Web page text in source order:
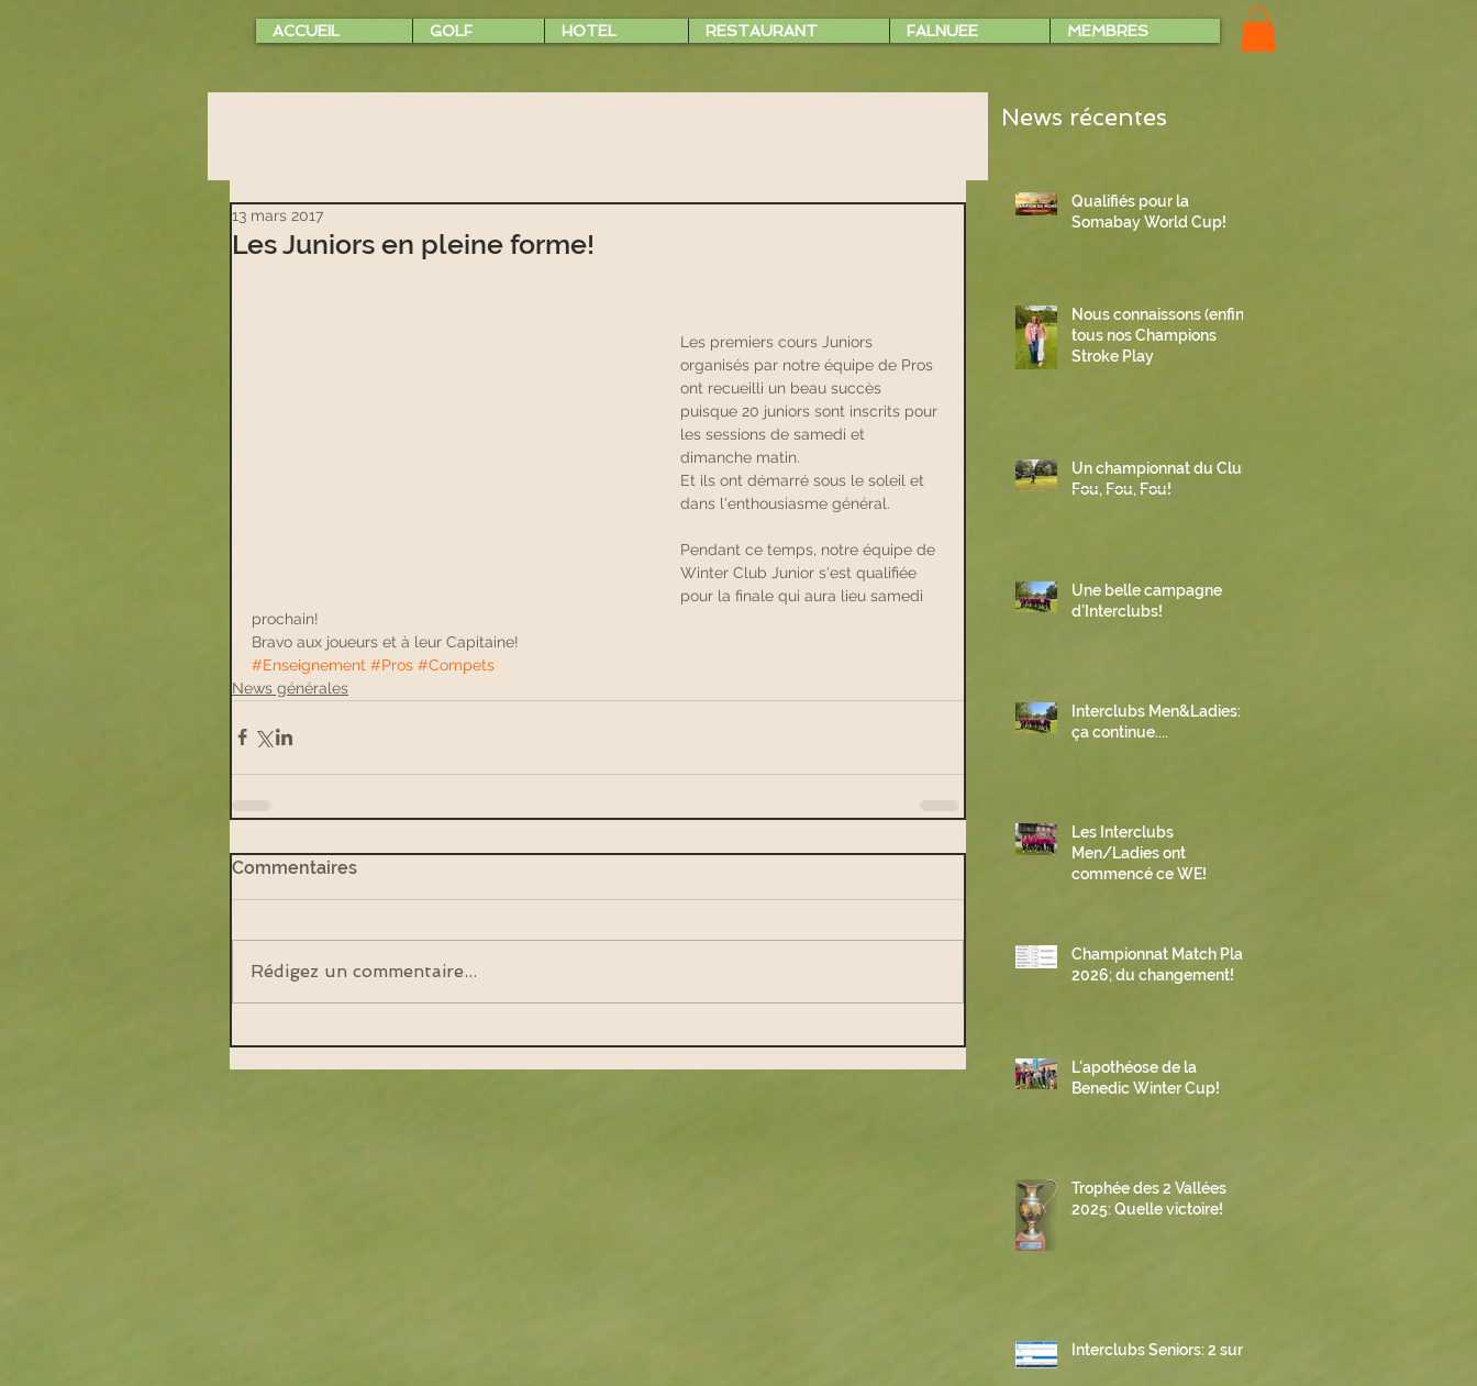
ACCUEIL GOLF HOTEL RESTAURANT FALNUEE MEMBRES
Les Juniors en pleine forme!
13 mars 2017
Les premiers cours Juniors
organisés par notre équipe de Pros
ont recueilli un beau succès
puisque 20 juniors sont inscrits pour
les sessions de samedi et
dimanche matin.
Et ils ont démarré sous le soleil et
dans l'enthousiasme général.
Pendant ce temps, notre équipe de
Winter Club Junior s'est qualifiée
pour la finale qui aura lieu samedi
prochain!
Bravo aux joueurs et à leur Capitaine!
#Enseignement #Pros #Compets
News générales
Commentaires
Rédigez un commentaire...
News récentes
Qualifiés pour la
Somabay World Cup!
Nous connaissons (enfin)
tous nos Champions
Stroke Play
Un championnat du Club
Fou, Fou, Fou!
Une belle campagne
d'Interclubs!
Interclubs Men&Ladies:
ça continue....
Les Interclubs
Men/Ladies ont
commencé ce WE!
Championnat Match Play
2026; du changement!
L'apothéose de la
Benedic Winter Cup!
Trophée des 2 Vallées
2025: Quelle victoire!
Interclubs Seniors: 2 sur 3